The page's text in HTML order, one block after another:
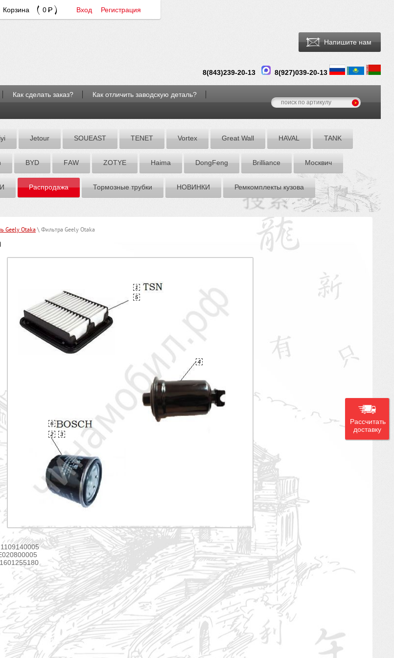
Корзина 0 Вход Регистрация
Напишите нам
8(843)239-20-13 8(927)039-20-13
Как сделать заказ?
Как отличить заводскую деталь?
Jetour SOUEAST TENET Vortex Great Wall HAVAL TANK
BYD FАW ZOTYE Hаimа DоngFeng Brilliance Москвич
Распродажа Тормозные трубки НОВИНКИ Ремкомплекты кузова
Geely Otaka \ Фильтра Geely Otaka
1
2 3
4
5
6
Рассчитать
доставку